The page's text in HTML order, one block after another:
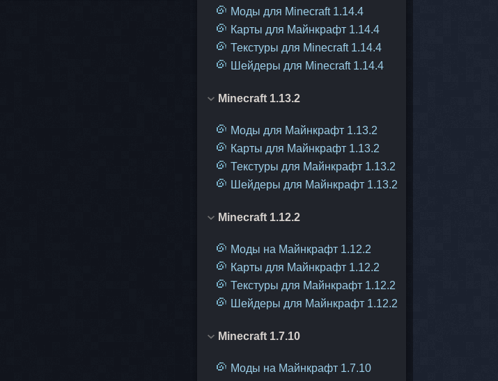
Моды для Minecraft 1.14.4
Карты для Майнкрафт 1.14.4
Текстуры для Minecraft 1.14.4
Шейдеры для Minecraft 1.14.4
Minecraft 1.13.2
Моды для Майнкрафт 1.13.2
Карты для Майнкрафт 1.13.2
Текстуры для Майнкрафт 1.13.2
Шейдеры для Майнкрафт 1.13.2
Minecraft 1.12.2
Моды на Майнкрафт 1.12.2
Карты для Майнкрафт 1.12.2
Текстуры для Майнкрафт 1.12.2
Шейдеры для Майнкрафт 1.12.2
Minecraft 1.7.10
Моды на Майнкрафт 1.7.10